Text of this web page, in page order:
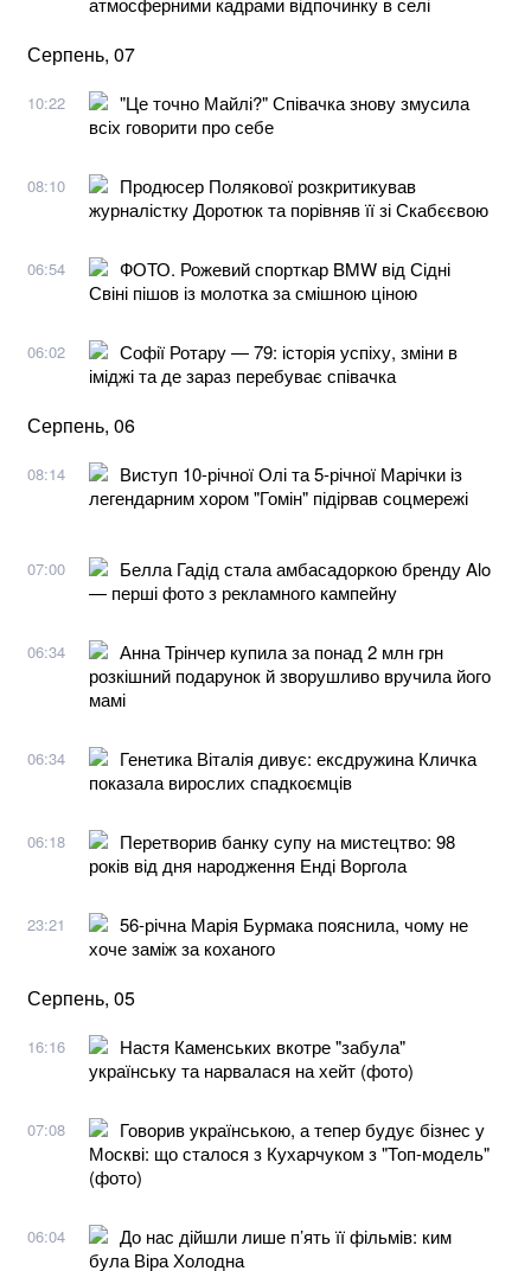
Серпень, 07
10:22
"Це точно Майлі?" Співачка знову змусила
всіх говорити про себе
08:10
Продюсер Полякової розкритикував
журналістку Доротюк та порівняв її зі Скабєєвою
06:54
ФОТО. Рожевий спорткар BMW від Сідні
Свіні пішов із молотка за смішною ціною
06:02
Софії Ротару — 79: історія успіху, зміни в
іміджі та де зараз перебуває співачка
Серпень, 06
08:14
Виступ 10-річної Олі та 5-річної Марічки із
легендарним хором "Гомін" підірвав соцмережі
07:00
Белла Гадід стала амбасадоркою бренду Alo
— перші фото з рекламного кампейну
06:34
Анна Трінчер купила за понад 2 млн грн
розкішний подарунок й зворушливо вручила його
мамі
06:34
Генетика Віталія дивує: ексдружина Кличка
показала вирослих спадкоємців
06:18
Перетворив банку супу на мистецтво: 98
років від дня народження Енді Воргола
23:21
56-річна Марія Бурмака пояснила, чому не
хоче заміж за коханого
Серпень, 05
16:16
Настя Каменських вкотре "забула"
українську та нарвалася на хейт (фото)
07:08
Говорив українською, а тепер будує бізнес у
Москві: що сталося з Кухарчуком з "Топ-модель"
(фото)
06:04
До нас дійшли лише п’ять її фільмів: ким
була Віра Холодна